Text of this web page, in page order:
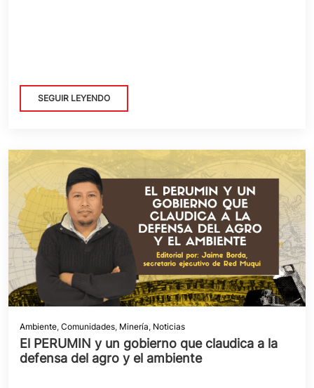
SEGUIR LEYENDO
Ambiente, Comunidades, Minería, Noticias
El PERUMIN y un gobierno que claudica a la
defensa del agro y el ambiente